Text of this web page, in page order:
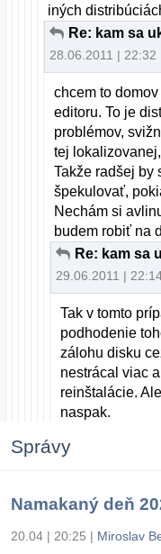
iných
28.06.2011 | 22:32
chcem to
editoru. To je
problémov,
tej
Takže radšej by
špekulovať,
Nechám si
budem robiť na
29.06.2011 |
Tak v tomto
podhodenie
zálohu disku
nestrácal viac
reinštalácie.
naspak.
Správy
Namakaný deň
20.04 | 20:25 | Miroslav